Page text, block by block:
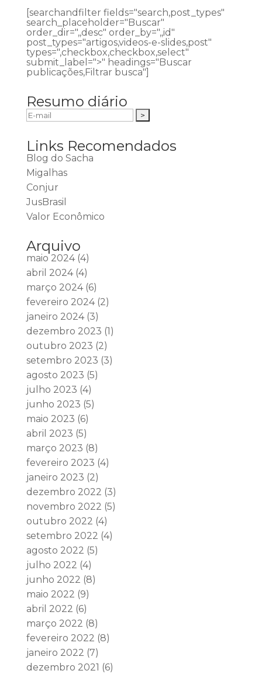
[searchandfilter fields="search,post_types"
search_placeholder="Buscar"
order_dir=",,desc" order_by=",,id"
post_types="artigos,videos-e-slides,post"
types=",checkbox,checkbox,select"
submit_label=">" headings="Buscar
publicações,Filtrar busca"]
Resumo diário
Links Recomendados
Blog do Sacha
Migalhas
Conjur
JusBrasil
Valor Econômico
Arquivo
maio 2024(4)
abril 2024(4)
março 2024(6)
fevereiro 2024(2)
janeiro 2024(3)
dezembro 2023 (1)
outubro 2023 (2)
setembro 2023 (3)
agosto 2023 (5)
julho 2023 (4)
junho 2023 (5)
maio 2023 (6)
abril 2023 (5)
março 2023 (8)
fevereiro 2023 (4)
janeiro 2023 (2)
dezembro 2022 (3)
novembro 2022 (5)
outubro 2022 (4)
setembro 2022 (4)
agosto 2022 (5)
julho 2022 (4)
junho 2022 (8)
maio 2022 (9)
abril 2022 (6)
março 2022 (8)
fevereiro 2022 (8)
janeiro 2022 (7)
dezembro 2021 (6)